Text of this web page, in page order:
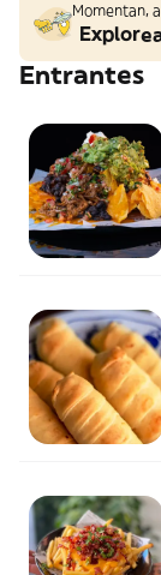
Momentan,
Entrantes